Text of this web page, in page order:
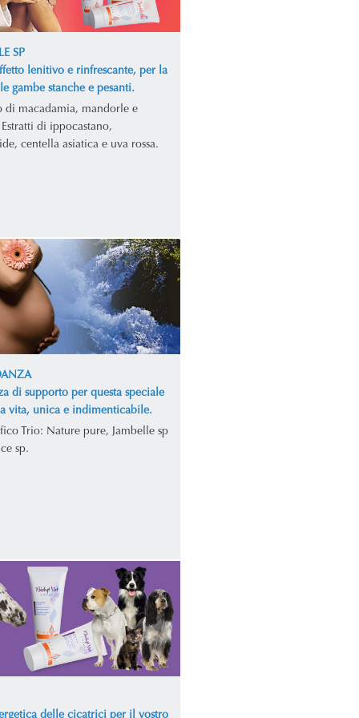
SP
lenitivo e rinfrescante, per la
gambe stanche e pesanti.
di macadamia, mandorle e
di ippocastano,
centella asiatica e uva rossa.
di supporto per questa speciale
vita, unica e indimenticabile.
Trio: Nature pure, Jambelle sp
sp.